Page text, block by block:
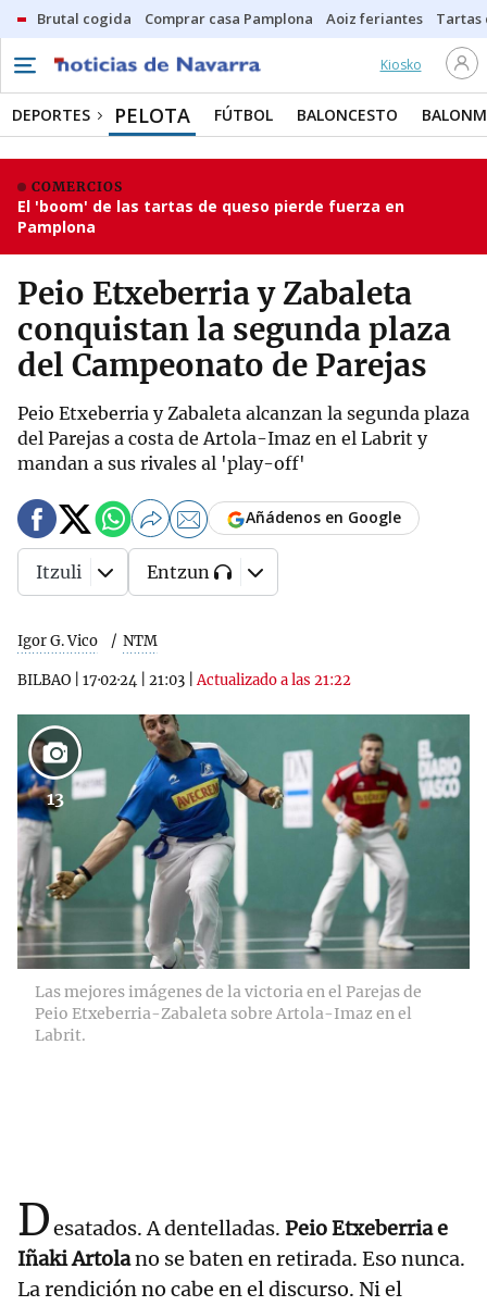
Brutal cogida Comprar casa Pamplona Aoiz feriantes Tartas
Kiosko
DEPORTES PELOTA FÚTBOL BALONCESTO
COMERCIOS
El 'boom' de las tartas de queso pierde fuerza en
Pamplona
Peio Etxeberria y Zabaleta
conquistan la segunda plaza
del Campeonato de Parejas
Peio Etxeberria y Zabaleta alcanzan la segunda plaza
del Parejas a costa de Artola-Imaz en el Labrit y
mandan a sus rivales al 'play-off'
Igor G. Vico NTM
BILBAO 17·02·24 21:03 |Actualizado a las 21:22
Añádenos en Google
Itzuli Entzun
13
Las mejores imágenes de la victoria en el Parejas de
Peio Etxeberria-Zabaleta sobre Artola-Imaz en el
Labrit.
Desatados. A dentelladas. Peio Etxeberria e
Iñaki Artolano se baten en retirada. Eso nunca.
La rendición no cabe en el discurso. Ni el